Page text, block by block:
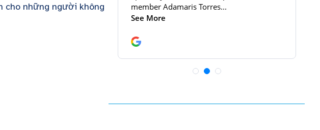
cho những người không